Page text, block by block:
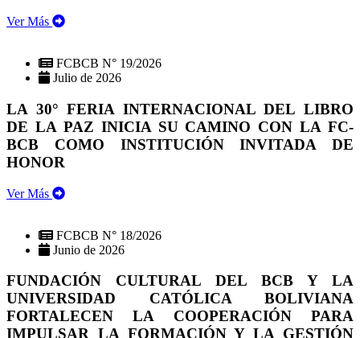
Ver Más
FCBCB N° 19/2026
Julio de 2026
LA 30° FERIA INTERNACIONAL DEL LIBRO
DE LA PAZ INICIA SU CAMINO CON LA FC-
BCB COMO INSTITUCIÓN INVITADA DE
HONOR
Ver Más
FCBCB N° 18/2026
Junio de 2026
FUNDACIÓN CULTURAL DEL BCB Y LA
UNIVERSIDAD CATÓLICA BOLIVIANA
FORTALECEN LA COOPERACIÓN PARA
IMPULSAR LA FORMACIÓN Y LA GESTIÓN